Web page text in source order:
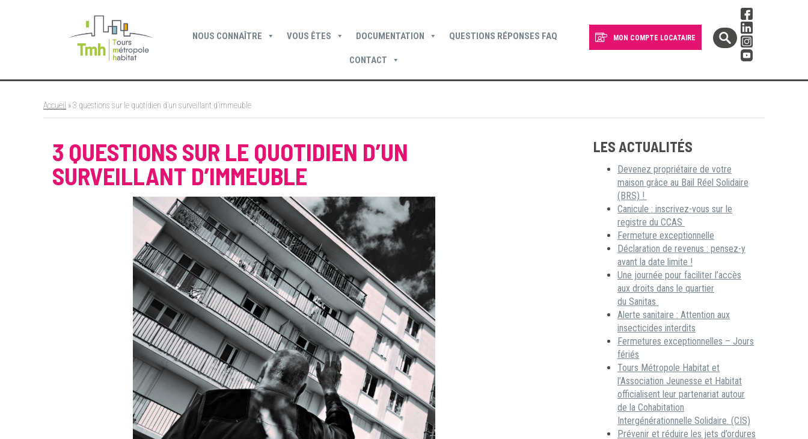
NOUS CONNAÎTRE VOUS ÊTES DOCUMENTATION QUESTIONS RÉPONSES FAQ
CONTACT
MON COMPTE LOCATAIRE
Accueil »3 questions sur le quotidien d’un surveillant d’immeuble
LES ACTUALITÉS
Devenez propriétaire de votre
maison grâce au Bail Réel Solidaire
(BRS) !
Canicule : inscrivez-vous sur le
registre du CCAS
Fermeture exceptionnelle
Déclaration de revenus : pensez-y
avant la date limite !
Une journée pour faciliter l’accès
aux droits dans le quartier
du Sanitas
Alerte sanitaire : Attention aux
insecticides interdits
Fermetures exceptionnelles – Jours
fériés
Tours Métropole Habitat et
l’Association Jeunesse et Habitat
officialisent leur partenariat autour
de la Cohabitation
Intergénérationnelle Solidaire. (CIS)
Prévenir et réduire les jets d’ordures
3 QUESTIONS SUR LE QUOTIDIEN D’UN
SURVEILLANT D’IMMEUBLE